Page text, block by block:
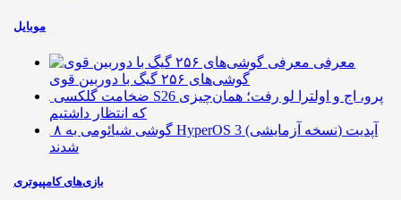
موبایل
معرفی
گوشی‌های ۲۵۶ گیگ با دوربین قوی
ضخامت گلکسی S26 پرو، اج و اولترا لو رفت؛ همان‌چیزی
که انتظار داشتیم
۸ گوشی شیائومی به HyperOS 3 (نسخه آزمایشی) آپدیت
شدند
بازی‌های کامپیوتری